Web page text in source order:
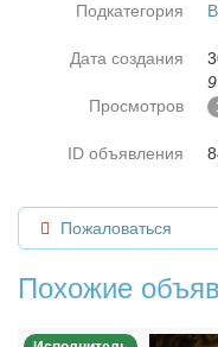
Подкатегория
Дата создания
Просмотров
ID объявления
Пожаловаться
Похожие